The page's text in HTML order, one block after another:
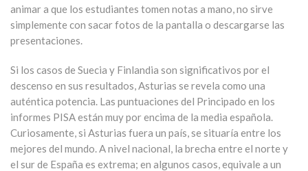
animar a que los estudiantes tomen notas a mano, no sirve
simplemente con sacar fotos de la pantalla o descargarse las
presentaciones.
Si los casos de Suecia y Finlandia son significativos por el
descenso en sus resultados, Asturias se revela como una
auténtica potencia. Las puntuaciones del Principado en los
informes PISA están muy por encima de la media española.
Curiosamente, si Asturias fuera un país, se situaría entre los
mejores del mundo. A nivel nacional, la brecha entre el norte y
el sur de España es extrema; en algunos casos, equivale a un